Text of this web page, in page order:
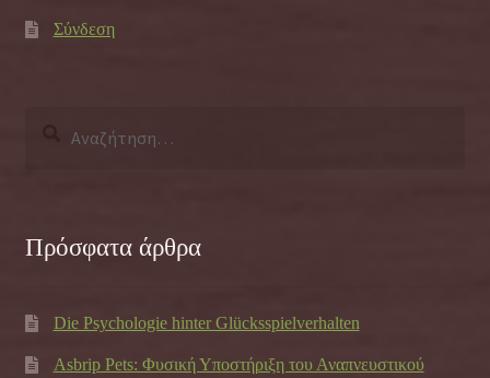
Σύνδεση
Πρόσφατα άρθρα
Die Psychologie hinter Glücksspielverhalten
Asbrip Pets: Φυσική Υποστήριξη του Αναπνευστικού